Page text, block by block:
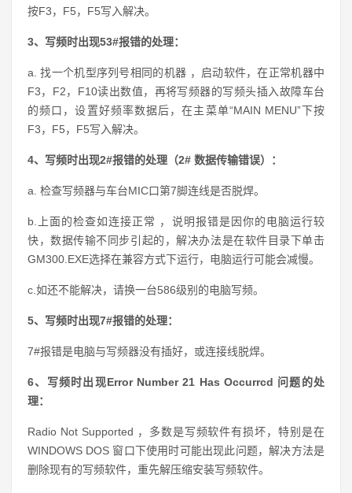
按F3，F5，F5写入解决。
3、写频时出现53#报错的处理：
a. 找一个机型序列号相同的机器 ，启动软件，在正常机器中
F3，F2，F10读出数值，再将写频器的写频头插入故障车台
的频口，设置好频率数据后，在主菜单“MAIN MENU”下按
F3，F5，F5写入解决。
4、写频时出现2#报错的处理（2# 数据传输错误）：
a. 检查写频器与车台MIC口第7脚连线是否脱焊。
b.上面的检查如连接正常 ，说明报错是因你的电脑运行较
快，数据传输不同步引起的，解决办法是在软件目录下单击
GM300.EXE选择在兼容方式下运行，电脑运行可能会减慢。
c.如还不能解决，请换一台586级别的电脑写频。
5、写频时出现7#报错的处理：
7#报错是电脑与写频器没有插好，或连接线脱焊。
6、写频时出现Error Number 21 Has Occurrcd 问题的处
理：
Radio Not Supported ，多数是写频软件有损坏，特别是在
WINDOWS DOS 窗口下使用时可能出现此问题，解决方法是
删除现有的写频软件，重先解压缩安装写频软件。